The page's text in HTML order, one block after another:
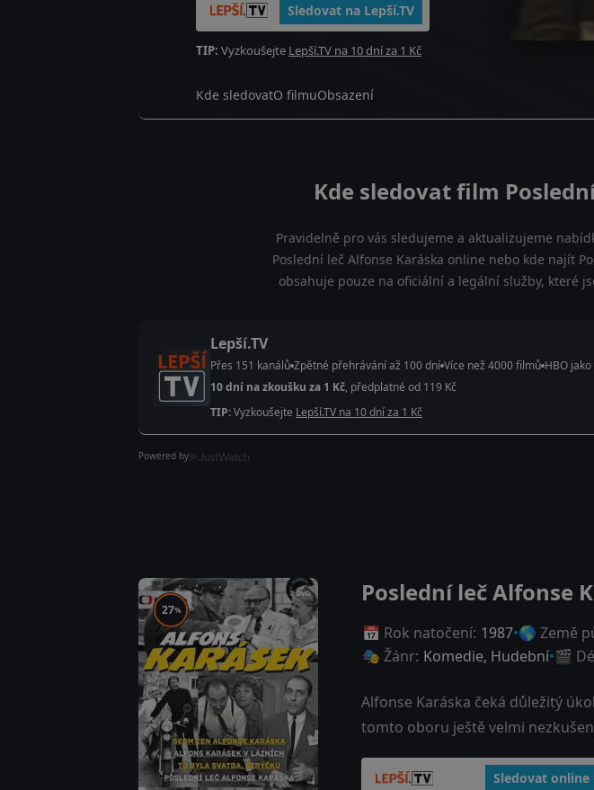
Sledovat na Lepší.TV
TIP: Vyzkoušejte Lepší.TV na 10 dní za 1 Kč
Kde sledovatO filmuObsazení
Kde sledovat film
Pravidelně pro vás sledujeme a aktualizujeme
Poslední leč Alfonse Karáska online nebo kde najít
obsahuje pouze na oficiální a legální služby, které
Lepší.TV
Přes 151 kanálů Zpětné přehrávání až 100 dní Více než 4000 filmů HBO
10 dní na zkoušku za 1 Kč, předplatné od 119 Kč
TIP:Vyzkoušejte Lepší.TV na 10 dní za 1 Kč
Powered by
27%
Poslední leč Alfonse
📅 Rok natočení: 1987 🌎 Země
🎭 Žánr: Komedie, Hudební 🎬
Alfonse Karáska čeká důležitý
tomto oboru ještě velmi
Sledovat online